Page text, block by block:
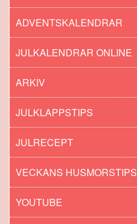
ADVENTSKALENDRAR
JULKALENDRAR ONLINE
ARKIV
JULKLAPPSTIPS
JULRECEPT
VECKANS HUSMORSTIPS
YOUTUBE